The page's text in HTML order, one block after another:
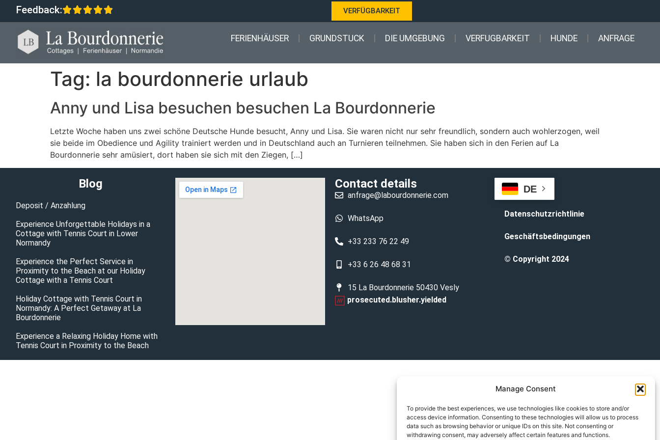
Manage Consent
To provide the best experiences, we use technologies like cookies to store and/or
access device information. Consenting to these technologies will allow us to process
data such as browsing behavior or unique IDs on this site. Not consenting or
withdrawing consent, may adversely affect certain features and functions.
Feedback: VERFÜGBARKEIT
FERIENHÄUSER GRUNDSTUCK DIE UMGEBUNG VERFUGBARKEIT HUNDE ANFRAGE
Tag: la bourdonnerie urlaub
Anny und Lisa besuchen besuchen La Bourdonnerie
Letzte Woche haben uns zwei schöne Deutsche Hunde besucht, Anny und Lisa. Sie waren nicht nur sehr freundlich, sondern auch wohlerzogen, weil
sie beide im Obedience und Agility trainiert werden und in Deutschland auch an Turnieren teilnehmen. Sie haben sich in den Ferien auf La
Bourdonnerie sehr amüsiert, dort haben sie sich mit den Ziegen, […]
Blog
Deposit / Anzahlung
Experience Unforgettable Holidays in a
Cottage with Tennis Court in Lower
Normandy
Experience the Perfect Service in
Proximity to the Beach at our Holiday
Cottage with a Tennis Court
Holiday Cottage with Tennis Court in
Normandy: A Perfect Getaway at La
Bourdonnerie
Experience a Relaxing Holiday Home with
Tennis Court in Proximity to the Beach
Contact details
anfrage@labourdonnerie.com
WhatsApp
+33 233 76 22 49
+33 6 26 48 68 31
15 La Bourdonnerie 50430 Vesly
prosecuted.blusher.yielded
DE
Datenschutzrichtlinie
Geschäftsbedingungen
© Copyright 2024